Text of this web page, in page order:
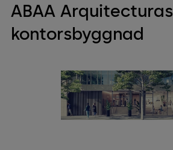
ABAA Arquitecturas
kontorsbyggnad